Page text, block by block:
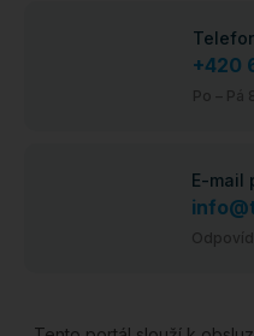
+420
Po – Pá
E-mail